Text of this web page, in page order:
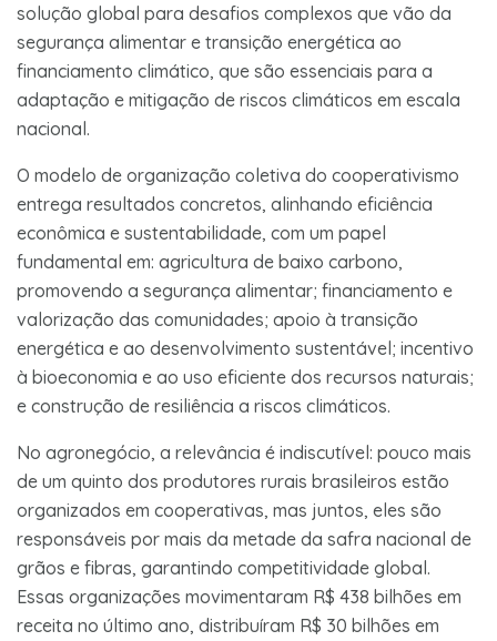
solução global para desafios complexos que vão da
segurança alimentar e transição energética ao
financiamento climático, que são essenciais para a
adaptação e mitigação de riscos climáticos em escala
nacional.
O modelo de organização coletiva do cooperativismo
entrega resultados concretos, alinhando eficiência
econômica e sustentabilidade, com um papel
fundamental em: agricultura de baixo carbono,
promovendo a segurança alimentar; financiamento e
valorização das comunidades; apoio à transição
energética e ao desenvolvimento sustentável; incentivo
à bioeconomia e ao uso eficiente dos recursos naturais;
e construção de resiliência a riscos climáticos.
No agronegócio, a relevância é indiscutível: pouco mais
de um quinto dos produtores rurais brasileiros estão
organizados em cooperativas, mas juntos, eles são
responsáveis por mais da metade da safra nacional de
grãos e fibras, garantindo competitividade global.
Essas organizações movimentaram R$ 438 bilhões em
receita no último ano, distribuíram R$ 30 bilhões em